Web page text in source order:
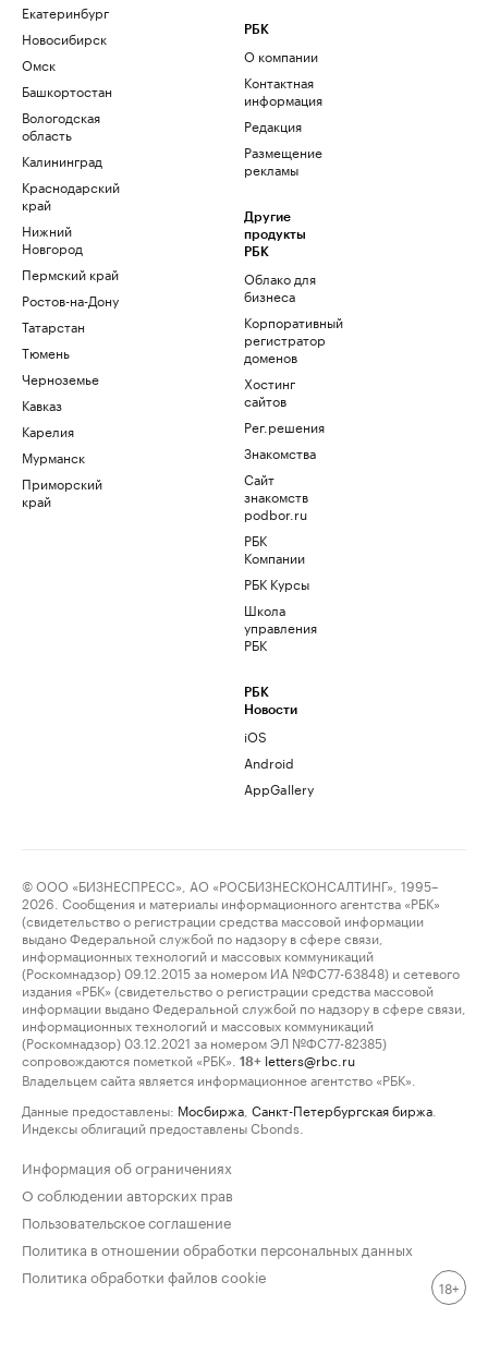
Екатеринбург
Новосибирск
Омск
Башкортостан
Вологодская
область
Калининград
Краснодарский
край
Нижний
Новгород
Пермский край
Ростов-на-Дону
Татарстан
Тюмень
Черноземье
Кавказ
Карелия
Мурманск
Приморский
край
РБК
О компании
Контактная
информация
Редакция
Размещение
рекламы
Другие
продукты
РБК
Облако для
бизнеса
Корпоративный
регистратор
доменов
Хостинг
сайтов
Рег.решения
Знакомства
Сайт
знакомств
podbor.ru
РБК
Компании
РБК Курсы
Школа
управления
РБК
РБК
Новости
iOS
Android
AppGallery
© ООО «БИЗНЕСПРЕСС», АО «РОСБИЗНЕСКОНСАЛТИНГ», 1995–
2026. Сообщения и материалы информационного агентства «РБК»
(свидетельство о регистрации средства массовой информации
выдано Федеральной службой по надзору в сфере связи,
информационных технологий и массовых коммуникаций
(Роскомнадзор) 09.12.2015 за номером ИА №ФС77-63848) и сетевого
издания «РБК» (свидетельство о регистрации средства массовой
информации выдано Федеральной службой по надзору в сфере связи,
информационных технологий и массовых коммуникаций
(Роскомнадзор) 03.12.2021 за номером ЭЛ №ФС77-82385)
сопровождаются пометкой «РБК».
18+ letters@rbc.ru
Владельцем сайта является информационное агентство «РБК».
Данные предоставлены: Мосбиржа Санкт-Петербургская биржа
Индексы облигаций предоставлены Cbonds.
Информация об ограничениях
О соблюдении авторских прав
Пользовательское соглашение
Политика в отношении обработки персональных данных
Политика обработки файлов cookie
18+